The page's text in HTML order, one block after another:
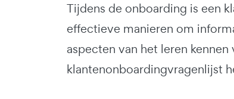
Tijdens de onboarding is een
effectieve manieren om
aspecten van het leren
klantenonboardingvragenlijst